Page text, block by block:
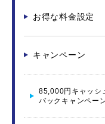
お得な料金設定
キャンペーン
85,000円キャッシ
バックキャンペー